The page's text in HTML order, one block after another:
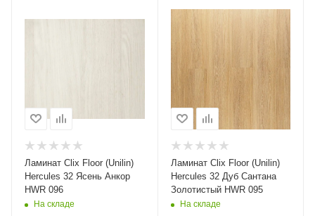
Ламинат Clix Floor (Unilin)
Hercules 32 Ясень Анкор
HWR 096
На складе
Ламинат Clix Floor (Unilin)
Hercules 32 Дуб Сантана
Золотистый HWR 095
На складе